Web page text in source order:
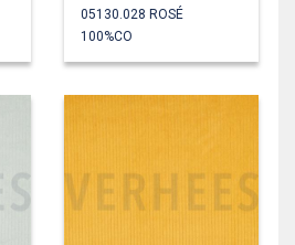
05130.028 ROSÉ
100%CO